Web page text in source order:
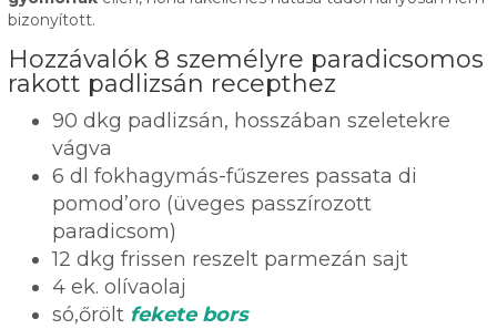
bizonyított.
Hozzávalók 8 személyre paradicsomos
rakott padlizsán recepthez
90 dkg padlizsán, hosszában szeletekre
vágva
6 dl fokhagymás-fűszeres passata di
pomod’oro (üveges passzírozott
paradicsom)
12 dkg frissen reszelt parmezán sajt
4 ek. olívaolaj
só,őrölt fekete bors